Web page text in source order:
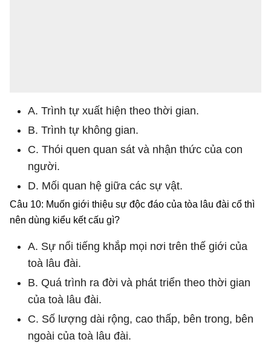
A. Trình tự xuất hiện theo thời gian.
B. Trình tự không gian.
C. Thói quen quan sát và nhận thức của con
người.
D. Mối quan hệ giữa các sự vật.
Câu 10: Muốn giới thiệu sự độc đáo của tòa lâu đài cổ thì
nên dùng kiểu kết cấu gì?
A. Sự nổi tiếng khắp mọi nơi trên thế giới của
toà lâu đài.
B. Quá trình ra đời và phát triển theo thời gian
của toà lâu đài.
C. Số lượng dài rộng, cao thấp, bên trong, bên
ngoài của toà lâu đài.